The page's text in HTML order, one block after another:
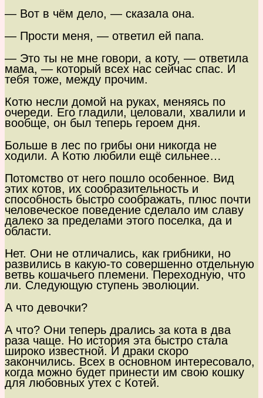
— Вот в чём дело, — сказала она.
— Прости меня, — ответил ей папа.
— Это ты не мне говори, а коту, — ответила
мама, — который всех нас сейчас спас. И
тебя тоже, между прочим.
Котю несли домой на руках, меняясь по
очереди. Его гладили, целовали, хвалили и
вообще, он был теперь героем дня.
Больше в лес по грибы они никогда не
ходили. А Котю любили ещё сильнее…
Потомство от него пошло особенное. Вид
этих котов, их сообразительность и
способность быстро соображать, плюс почти
человеческое поведение сделало им славу
далеко за пределами этого поселка, да и
области.
Нет. Они не отличались, как грибники, но
развились в какую-то совершенно отдельную
ветвь кошачьего племени. Переходную, что
ли. Следующую ступень эволюции.
А что девочки?
А что? Они теперь дрались за кота в два
раза чаще. Но история эта быстро стала
широко известной. И драки скоро
закончились. Всех в основном интересовало,
когда можно будет принести им свою кошку
для любовных утех с Котей.